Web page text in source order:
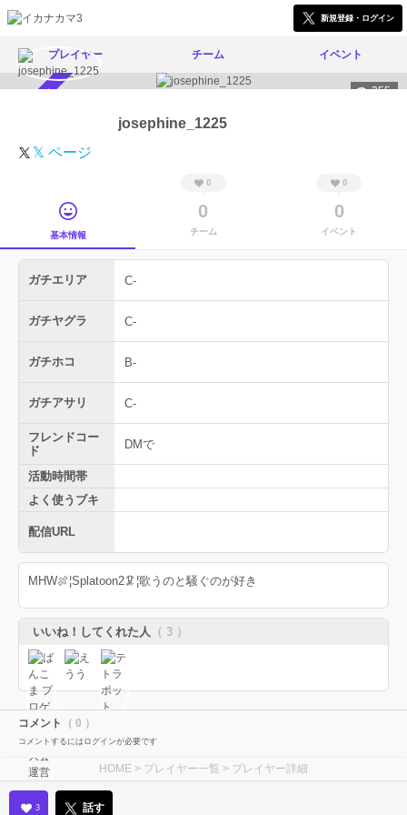
新規登録・ログイン
プレイヤー チーム イベント
355
josephine_1225
𝕏 ページ
基本情報
0
0
チーム
0
0
イベント
ガチエリア C-
ガチヤグラ C-
ガチホコ B-
ガチアサリ C-
フレンドコー
ド
DMで
活動時間帯
よく使うブキ
配信URL
MHW🍖¦Splatoon2🦑¦歌うのと騒ぐのが好き
いいね！してくれた人 （ 3 ）
コメント （ 0 ）
コメントするにはログインが必要です
HOME > プレイヤー一覧 > プレイヤー詳細
3 話す